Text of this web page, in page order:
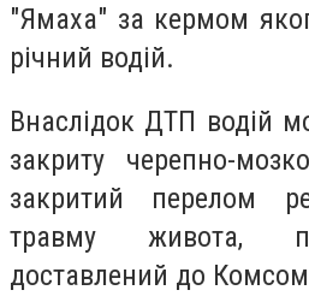
"Ямаха" за кермом
річний водій.
Внаслідок ДТП водій
закриту черепно-
закритий перелом
травму живота,
доставлений до